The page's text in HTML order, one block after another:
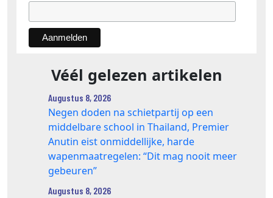
Véél gelezen artikelen
Augustus 8, 2026
Negen doden na schietpartij op een
middelbare school in Thailand, Premier
Anutin eist onmiddellijke, harde
wapenmaatregelen: “Dit mag nooit meer
gebeuren”
Augustus 8, 2026